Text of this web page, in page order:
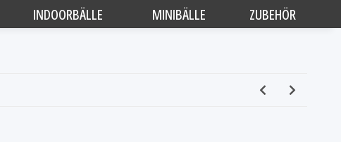
INDOORBÄLLE MINIBÄLLE ZUBEHÖR